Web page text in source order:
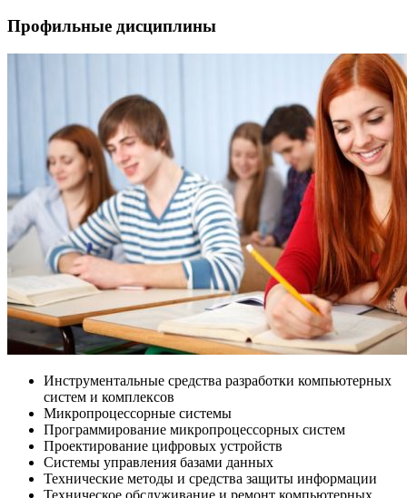
Профильные дисциплины
Инструментальные средства разработки компьютерных
систем и комплексов
Микропроцессорные системы
Программирование микропроцессорных систем
Проектирование цифровых устройств
Системы управления базами данных
Технические методы и средства защиты информации
Техническое обслуживание и ремонт компьютерных